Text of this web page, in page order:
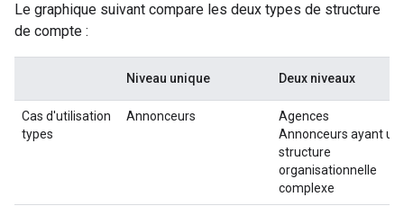
Le graphique suivant compare les deux types de structure
de compte :
Niveau unique Deux niveaux
Cas d'utilisation
types
Annonceurs
Agences
Annonceurs ayant
structure
organisationnelle
complexe